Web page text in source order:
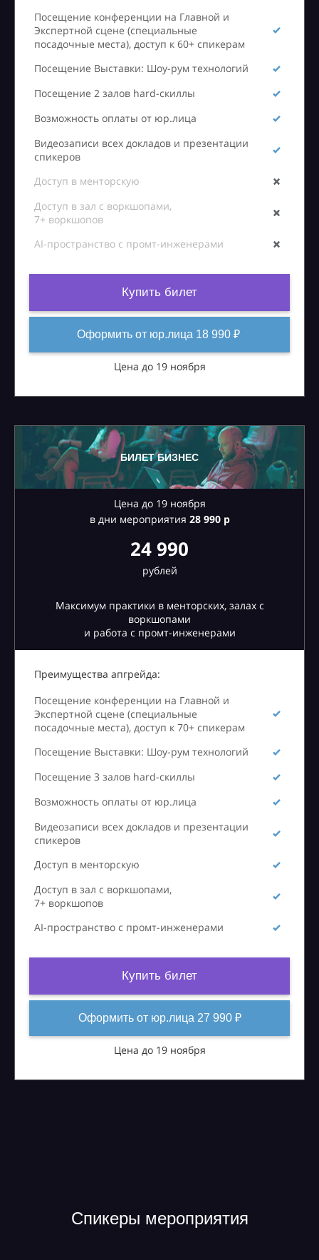
Посещение конференции на Главной и
Экспертной сцене (специальные
посадочные места), доступ к 60+ спикерам
Посещение Выставки: Шоу-рум технологий
Посещение 2 залов hard-скиллы
Возможность оплаты от юр.лица
Видеозаписи всех докладов и презентации
спикеров
Доступ в менторскую
Доступ в зал с воркшопами,
7+ воркшопов
AI-пространство с промт-инженерами
Купить билет
Оформить от юр.лица 18 990 ₽
Цена до 19 ноября
БИЛЕТ БИЗНЕС
Цена до 19 ноября
в дни мероприятия 28990 р
24 990
рублей
Максимум практики в менторских, залах с
воркшопами
и работа с промт-инженерами
Преимущества апгрейда:
Посещение конференции на Главной и
Экспертной сцене (специальные
посадочные места), доступ к 70+ спикерам
Посещение Выставки: Шоу-рум технологий
Посещение 3 залов hard-скиллы
Возможность оплаты от юр.лица
Видеозаписи всех докладов и презентации
спикеров
Доступ в менторскую
Доступ в зал с воркшопами,
7+ воркшопов
AI-пространство с промт-инженерами
Купить билет
Оформить от юр.лица 27 990 ₽
Цена до 19 ноября
Спикеры мероприятия